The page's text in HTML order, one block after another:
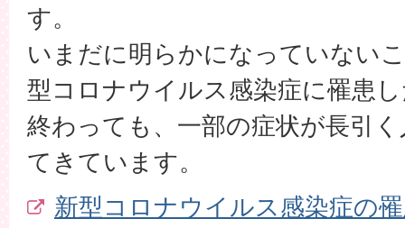
す。
いまだに明らかになっていない
型コロナウイルス感染症に罹患
終わっても、一部の症状が長引
てきています。
新型コロナウイルス感染症の